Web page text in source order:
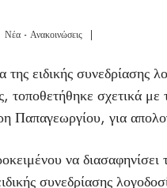
Νέα - Ανακοινώσεις |
της ειδικής
σχετικά με
Παπαγεωργίου, για
να διασαφηνίσει
συνεδρίασης